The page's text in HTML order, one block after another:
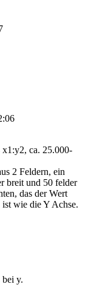
x1:y2, ca. 25.000-
2 Feldern, ein
breit und 50 felder
das der Wert
wie die Y Achse.
y.